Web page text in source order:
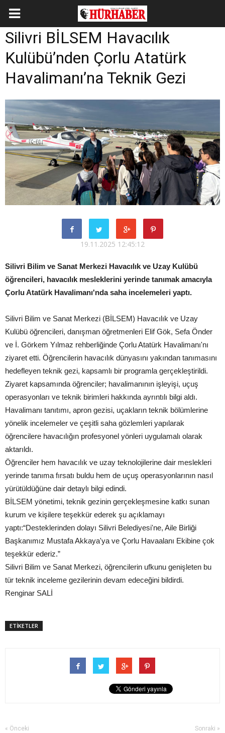
Silivri BİLSEM Havacılık
Kulübü’nden Çorlu Atatürk
Havalimanı’na Teknik Gezi
19.11.2025 12:45:12
Silivri Bilim ve Sanat Merkezi Havacılık ve Uzay Kulübü
öğrencileri, havacılık mesleklerini yerinde tanımak amacıyla
Çorlu Atatürk Havalimanı'nda saha incelemeleri yaptı.
Silivri Bilim ve Sanat Merkezi (BİLSEM) Havacılık ve Uzay
Kulübü öğrencileri, danışman öğretmenleri Elif Gök, Sefa Önder
ve İ. Görkem Yılmaz rehberliğinde Çorlu Atatürk Havalimanı'nı
ziyaret etti. Öğrencilerin havacılık dünyasını yakından tanımasını
hedefleyen teknik gezi, kapsamlı bir programla gerçekleştirildi.
Ziyaret kapsamında öğrenciler; havalimanının işleyişi, uçuş
operasyonları ve teknik birimleri hakkında ayrıntılı bilgi aldı.
Havalimanı tanıtımı, apron gezisi, uçakların teknik bölümlerine
yönelik incelemeler ve çeşitli saha gözlemleri yapılarak
öğrencilere havacılığın profesyonel yönleri uygulamalı olarak
aktarıldı.
Öğrenciler hem havacılık ve uzay teknolojilerine dair meslekleri
yerinde tanıma fırsatı buldu hem de uçuş operasyonlarının nasıl
yürütüldüğüne dair detaylı bilgi edindi.
BİLSEM yönetimi, teknik gezinin gerçekleşmesine katkı sunan
kurum ve kişilere teşekkür ederek şu açıklamayı
yaptı:“Desteklerinden dolayı Silivri Belediyesi'ne, Aile Birliği
Başkanımız Mustafa Akkaya'ya ve Çorlu Havaalanı Ekibine çok
teşekkür ederiz.”
Silivri Bilim ve Sanat Merkezi, öğrencilerin ufkunu genişleten bu
tür teknik inceleme gezilerinin devam edeceğini bildirdi.
Renginar SALİ
ETİKETLER
« Önceki Sonraki »